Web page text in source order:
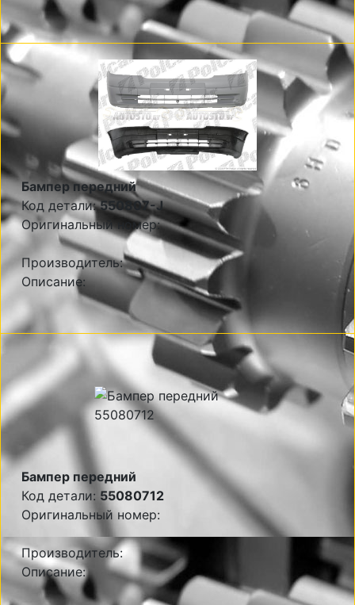
Бампер передний
Код детали:550807-J
Оригинальный номер:
Производитель:
Описание:
Бампер передний
Код детали: 55080712
Оригинальный номер:
Производитель:
Описание: